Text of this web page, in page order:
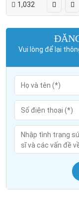
1,032
Vui lòng để lại